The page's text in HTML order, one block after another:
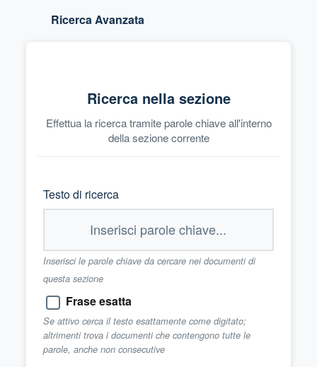
Ricerca Avanzata
Ricerca nella sezione
Effettua la ricerca tramite parole chiave all'interno
della sezione corrente
Testo di ricerca
Inserisci le parole chiave da cercare nei documenti di
questa sezione
Frase esatta
Se attivo cerca il testo esattamente come digitato;
altrimenti trova i documenti che contengono tutte le
parole, anche non consecutive